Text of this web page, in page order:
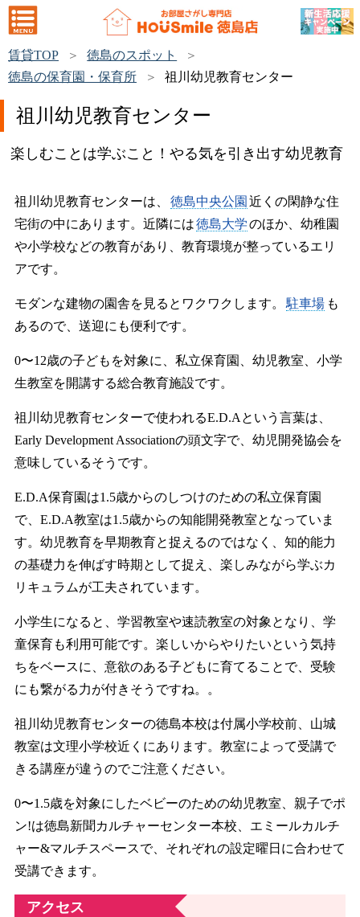
賃貸TOP
徳島のスポット
徳島の保育園・保育所
祖川幼児教育センター
祖川幼児教育センター
楽しむことは学ぶこと！やる気を引き出す幼児教育
祖川幼児教育センターは、 徳島中央公園 近くの閑静な住
宅街の中にあります。近隣には徳島大学のほか、幼稚園
や小学校などの教育があり、教育環境が整っているエリ
アです。
モダンな建物の園舎を見るとワクワクします。 駐車場 も
あるので、送迎にも便利です。
0〜12歳の子どもを対象に、私立保育園、幼児教室、小学
生教室を開講する総合教育施設です。
祖川幼児教育センターで使われるE.D.Aという言葉は、
Early Development Associationの頭文字で、幼児開発協会を
意味しているそうです。
E.D.A保育園は1.5歳からのしつけのための私立保育園
で、E.D.A教室は1.5歳からの知能開発教室となっていま
す。幼児教育を早期教育と捉えるのではなく、知的能力
の基礎力を伸ばす時期として捉え、楽しみながら学ぶカ
リキュラムが工夫されています。
小学生になると、学習教室や速読教室の対象となり、学
童保育も利用可能です。楽しいからやりたいという気持
ちをベースに、意欲のある子どもに育てることで、受験
にも繋がる力が付きそうですね。。
祖川幼児教育センターの徳島本校は付属小学校前、山城
教室は文理小学校近くにあります。教室によって受講で
きる講座が違うのでご注意ください。
0〜1.5歳を対象にしたベビーのための幼児教室、親子でポ
ン!は徳島新聞カルチャーセンター本校、エミールカルチ
ャー&マルチスペースで、それぞれの設定曜日に合わせて
受講できます。
アクセス